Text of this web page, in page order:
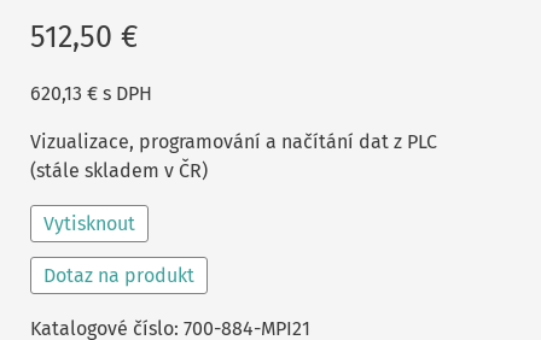
512,50 €
620,13 € s DPH
Vizualizace, programování a načítání dat z PLC
(stále skladem v ČR)
Vytisknout
Dotaz na produkt
Katalogové číslo: 700-884-MPI21